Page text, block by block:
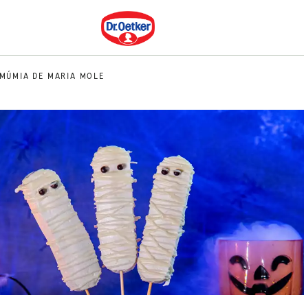
Dr. Oetker
MÚMIA DE MARIA MOLE